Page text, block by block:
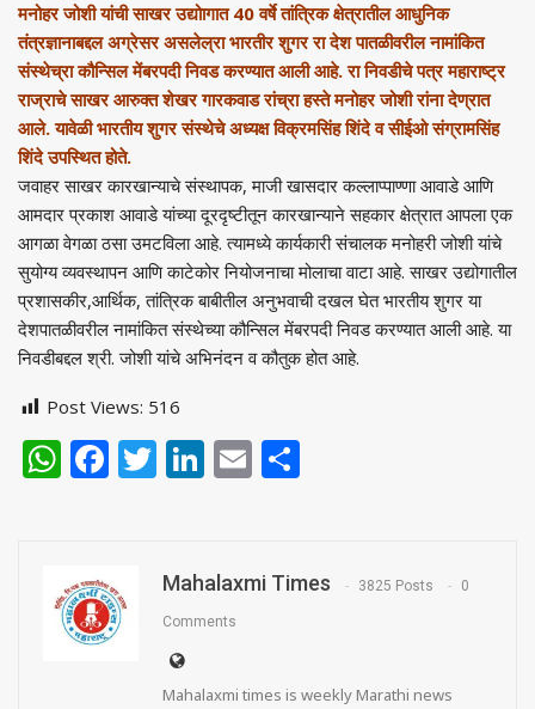
मनोहर जोशी यांची साखर उद्योागात 40 वर्षे तांत्रिक क्षेत्रातील आधुनिक
तंत्रज्ञानाबद्दल अग्रेसर असलेल्रा भारतीर शुगर रा देश पातळीवरील नामांकित
संस्थेच्रा कौन्सिल मेंबरपदी निवड करण्यात आली आहे. रा निवडीचे पत्र महाराष्ट्र
राज्राचे साखर आरुक्त शेखर गारकवाड रांच्रा हस्ते मनोहर जोशी रांना देण्रात
आले. यावेळी भारतीय शुगर संस्थेचे अध्यक्ष विक्रमसिंह शिंदे व सीईओ संग्रामसिंह
शिंदे उपस्थित होते.
जवाहर साखर कारखान्याचे संस्थापक, माजी खासदार कल्लाप्पाण्णा आवाडे आणि
आमदार प्रकाश आवाडे यांच्या दूरदृष्टीतून कारखान्याने सहकार क्षेत्रात आपला एक
आगळा वेगळा ठसा उमटविला आहे. त्यामध्ये कार्यकारी संचालक मनोहरी जोशी यांचे
सुयोग्य व्यवस्थापन आणि काटेकोर नियोजनाचा मोलाचा वाटा आहे. साखर उद्योगातील
प्रशासकीर,आर्थिक, तांत्रिक बाबीतील अनुभवाची दखल घेत भारतीय शुगर या
देशपातळीवरील नामांकित संस्थेच्या कौन्सिल मेंबरपदी निवड करण्यात आली आहे. या
निवडीबद्दल श्री. जोशी यांचे अभिनंदन व कौतुक होत आहे.
Post Views: 516
WhatsApp
Facebook
Twitter
LinkedIn
Email
Mahalaxmi Times 3825 Posts 0
Comments
Mahalaxmi times is weekly Marathi news